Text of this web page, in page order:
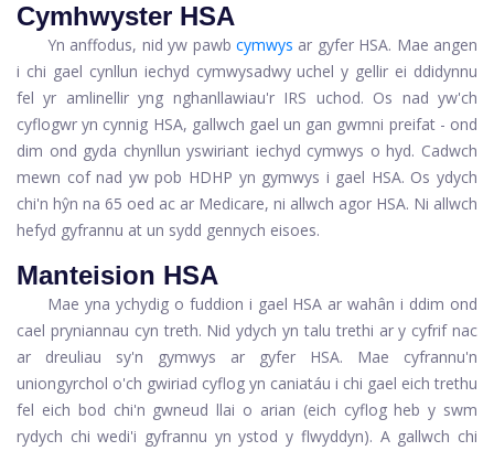
Cymhwyster HSA
Yn anffodus, nid yw pawb cymwys ar gyfer HSA. Mae angen
i chi gael cynllun iechyd cymwysadwy uchel y gellir ei ddidynnu
fel yr amlinellir yng nghanllawiau'r IRS uchod. Os nad yw'ch
cyflogwr yn cynnig HSA, gallwch gael un gan gwmni preifat - ond
dim ond gyda chynllun yswiriant iechyd cymwys o hyd. Cadwch
mewn cof nad yw pob HDHP yn gymwys i gael HSA. Os ydych
chi'n hŷn na 65 oed ac ar Medicare, ni allwch agor HSA. Ni allwch
hefyd gyfrannu at un sydd gennych eisoes.
Manteision HSA
Mae yna ychydig o fuddion i gael HSA ar wahân i ddim ond
cael pryniannau cyn treth. Nid ydych yn talu trethi ar y cyfrif nac
ar dreuliau sy'n gymwys ar gyfer HSA. Mae cyfrannu'n
uniongyrchol o'ch gwiriad cyflog yn caniatáu i chi gael eich trethu
fel eich bod chi'n gwneud llai o arian (eich cyflog heb y swm
rydych chi wedi'i gyfrannu yn ystod y flwyddyn). A gallwch chi